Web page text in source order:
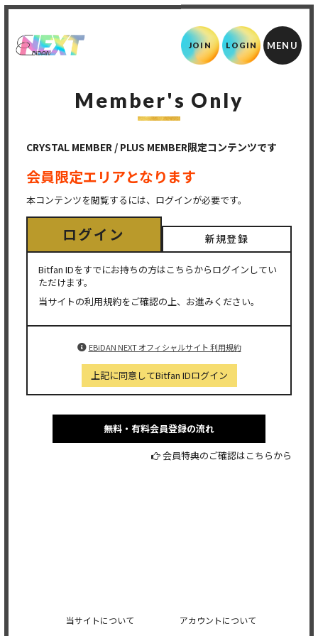
JOIN LOGIN
Member's Only
CRYSTAL MEMBER / PLUS MEMBER限定コンテンツです
会員限定エリアとなります
本コンテンツを閲覧するには、ログインが必要です。
ログイン 新規登録
Bitfan IDをすでにお持ちの方はこちらからログインしてい
ただけます。
当サイトの利用規約をご確認の上、お進みください。
EBiDAN NEXT オフィシャルサイト 利用規約
上記に同意してBitfan IDログイン
無料・有料会員登録の流れ
会員特典のご確認はこちらから
当サイトについて アカウントについて